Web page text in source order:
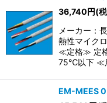
36,740円(
メーカー：
熱性マイク
≪定格≫ 定格
75℃以下 ≪
EM-MEES